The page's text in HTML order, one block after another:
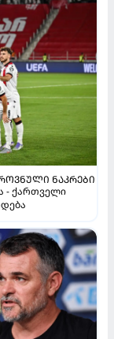
ᲜᲐᲙᲠᲔᲑᲘ
- ქართველი